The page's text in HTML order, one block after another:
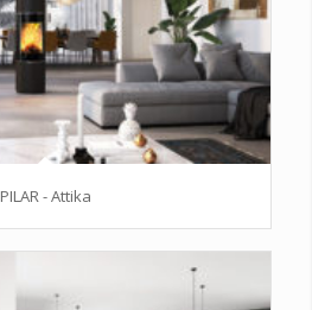
PILAR - Attika